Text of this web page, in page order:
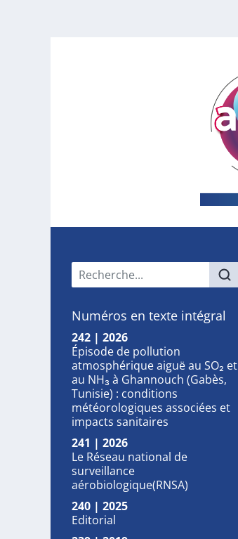
Menu principal
Numéros en texte intégral
242 | 2026
Épisode de pollution
atmosphérique aiguë au SO₂ et
au NH₃ à Ghannouch (Gabès,
Tunisie) : conditions
météorologiques associées et
impacts sanitaires
241 | 2026
Le Réseau national de
surveillance
aérobiologique(RNSA)
240 | 2025
Editorial